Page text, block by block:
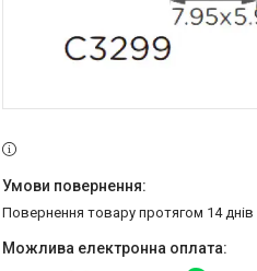
повернення товару протягом 14 днів